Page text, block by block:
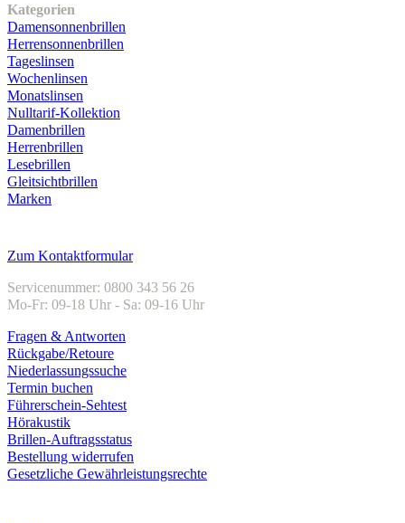
Kategorien
Damensonnenbrillen
Herrensonnenbrillen
Tageslinsen
Wochenlinsen
Monatslinsen
Nulltarif-Kollektion
Damenbrillen
Herrenbrillen
Lesebrillen
Gleitsichtbrillen
Marken
Zum Kontaktformular
Servicenummer: 0800 343 56 26
Mo-Fr: 09-18 Uhr - Sa: 09-16 Uhr
Fragen & Antworten
Rückgabe/Retoure
Niederlassungssuche
Termin buchen
Führerschein-Sehtest
Hörakustik
Brillen-Auftragsstatus
Bestellung widerrufen
Gesetzliche Gewährleistungsrechte